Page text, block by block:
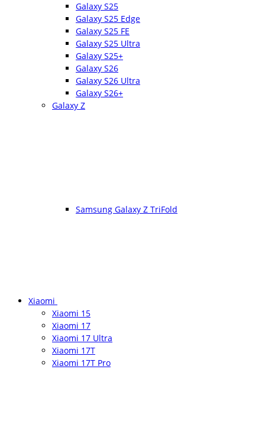
Galaxy S25
Galaxy S25 Edge
Galaxy S25 FE
Galaxy S25 Ultra
Galaxy S25+
Galaxy S26
Galaxy S26 Ultra
Galaxy S26+
Galaxy Z
Samsung Galaxy Z TriFold
Xiaomi
Xiaomi 15
Xiaomi 17
Xiaomi 17 Ultra
Xiaomi 17T
Xiaomi 17T Pro